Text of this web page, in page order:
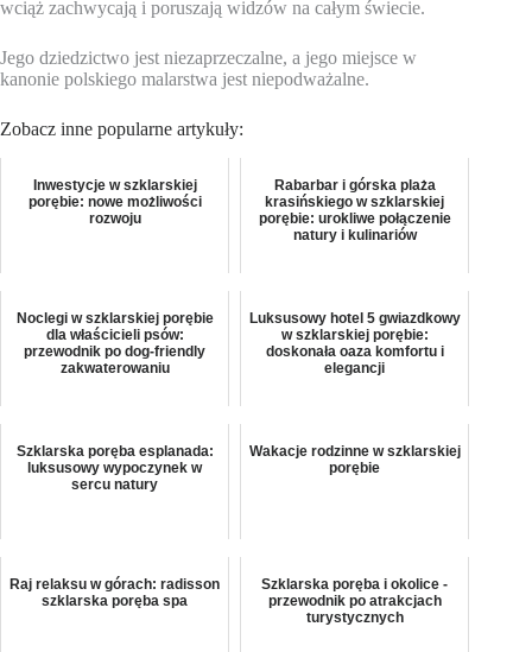
wciąż zachwycają i poruszają widzów na całym świecie.
Jego dziedzictwo jest niezaprzeczalne, a jego miejsce w
kanonie polskiego malarstwa jest niepodważalne.
Zobacz inne popularne artykuły:
Inwestycje w szklarskiej
porębie: nowe możliwości
rozwoju
Rabarbar i górska plaża
krasińskiego w szklarskiej
porębie: urokliwe połączenie
natury i kulinariów
Noclegi w szklarskiej porębie
dla właścicieli psów:
przewodnik po dog-friendly
zakwaterowaniu
Luksusowy hotel 5 gwiazdkowy
w szklarskiej porębie:
doskonała oaza komfortu i
elegancji
Szklarska poręba esplanada:
luksusowy wypoczynek w
sercu natury
Wakacje rodzinne w szklarskiej
porębie
Raj relaksu w górach: radisson
szklarska poręba spa
Szklarska poręba i okolice -
przewodnik po atrakcjach
turystycznych